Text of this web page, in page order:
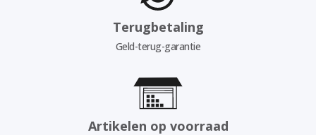
Terugbetaling
Geld-terug-garantie
Artikelen op voorraad